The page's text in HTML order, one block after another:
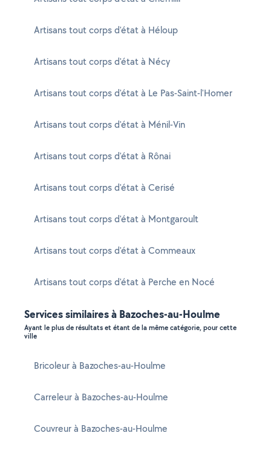
Artisans tout corps d'état à Héloup
Artisans tout corps d'état à Nécy
Artisans tout corps d'état à Le Pas-Saint-l'Homer
Artisans tout corps d'état à Ménil-Vin
Artisans tout corps d'état à Rônai
Artisans tout corps d'état à Cerisé
Artisans tout corps d'état à Montgaroult
Artisans tout corps d'état à Commeaux
Artisans tout corps d'état à Perche en Nocé
Services similaires à Bazoches-au-Houlme
Ayant le plus de résultats et étant de la même catégorie, pour cette
ville
Bricoleur à Bazoches-au-Houlme
Carreleur à Bazoches-au-Houlme
Couvreur à Bazoches-au-Houlme